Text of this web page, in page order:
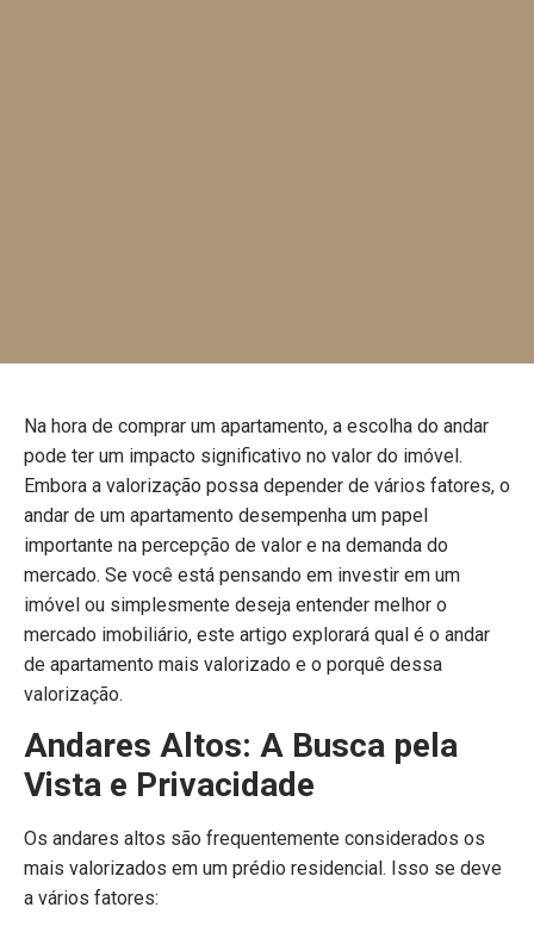
Na hora de comprar um apartamento, a escolha do andar
pode ter um impacto significativo no valor do imóvel.
Embora a valorização possa depender de vários fatores, o
andar de um apartamento desempenha um papel
importante na percepção de valor e na demanda do
mercado. Se você está pensando em investir em um
imóvel ou simplesmente deseja entender melhor o
mercado imobiliário, este artigo explorará qual é o andar
de apartamento mais valorizado e o porquê dessa
valorização.
Andares Altos: A Busca pela
Vista e Privacidade
Os andares altos são frequentemente considerados os
mais valorizados em um prédio residencial. Isso se deve
a vários fatores: